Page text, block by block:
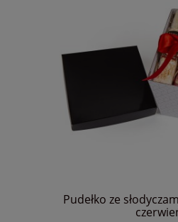
Pudełko ze